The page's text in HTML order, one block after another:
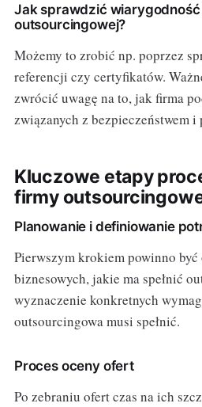
Jak sprawdzić
outsourcingowej?
Możemy to zrobić np. poprzez
referencji czy certyfikatów.
zwrócić uwagę na to, jak firma
związanych z bezpieczeństwem
Kluczowe etapy
firmy
Planowanie i definiowanie
Pierwszym krokiem powinno
biznesowych, jakie ma spełnić
wyznaczenie konkretnych
outsourcingowa musi spełnić.
Proces oceny ofert
Po zebraniu ofert czas na ich